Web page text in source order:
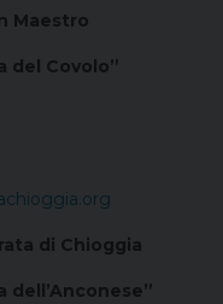
Maestro
del Covolo”
di Chioggia
dell’Anconese”